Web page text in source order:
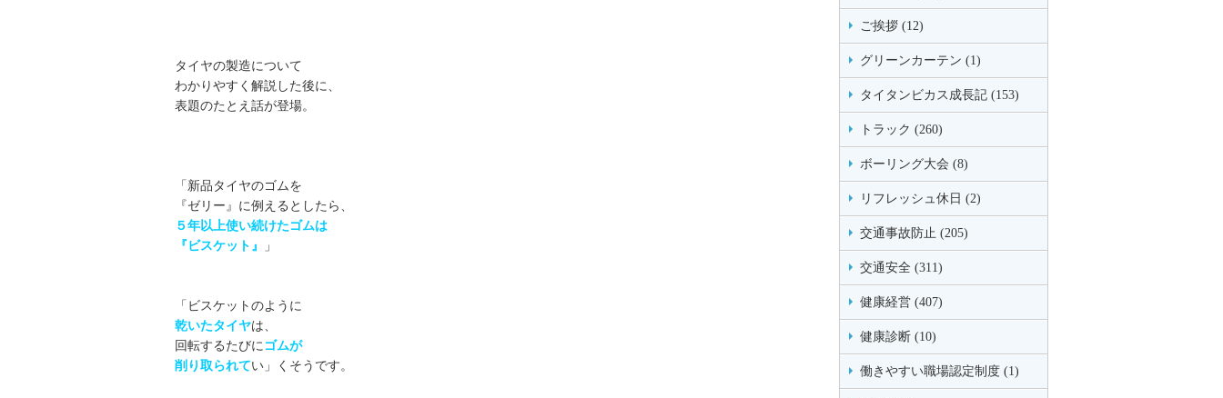
タイヤの製造について
わかりやすく解説した後に、
表題のたとえ話が登場。
「新品タイヤのゴムを
『ゼリー』に例えるとしたら、
５年以上使い続けたゴムは
『ビスケット』
」
「ビスケットのように
乾いたタイヤは、
回転するたびにゴムが
削り取られてい」くそうです。
ご挨拶 (12)
グリーンカーテン (1)
タイタンビカス成長記 (153)
トラック (260)
ボーリング大会 (8)
リフレッシュ休日 (2)
交通事故防止 (205)
交通安全 (311)
健康経営 (407)
健康診断 (10)
働きやすい職場認定制度 (1)